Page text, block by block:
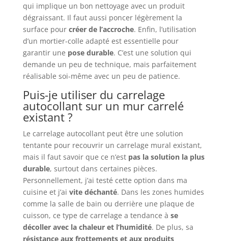
qui implique un bon nettoyage avec un produit
dégraissant. Il faut aussi poncer légèrement la
surface pour créer de l’accroche. Enfin, l’utilisation
d’un mortier-colle adapté est essentielle pour
garantir une pose durable. C’est une solution qui
demande un peu de technique, mais parfaitement
réalisable soi-même avec un peu de patience.
Puis-je utiliser du carrelage
autocollant sur un mur carrelé
existant ?
Le carrelage autocollant peut être une solution
tentante pour recouvrir un carrelage mural existant,
mais il faut savoir que ce n’est pas la solution la plus
durable, surtout dans certaines pièces.
Personnellement, j’ai testé cette option dans ma
cuisine et j’ai vite déchanté. Dans les zones humides
comme la salle de bain ou derrière une plaque de
cuisson, ce type de carrelage a tendance à se
décoller avec la chaleur et l’humidité. De plus, sa
résistance aux frottements et aux produits